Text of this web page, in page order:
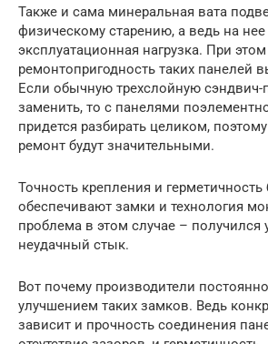
Также и сама минеральная вата
физическому старению, а ведь на нее
эксплуатационная нагрузка. При этом
ремонтопригодность таких панелей
Если обычную трехслойную
заменить, то с панелями
придется разбирать целиком,
ремонт будут значительными.
Точность крепления и
обеспечивают замки и технология
проблема в этом случае – получился
неудачный стык.
Вот почему производители
улучшением таких замков. Ведь
зависит и прочность соединения